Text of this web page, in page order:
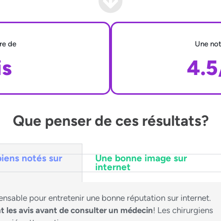
de Une
4.5
Que penser de ces résultats?
notés sur Une bonne image sur
internet
pour entretenir une bonne réputation sur internet.
les avis avant de consulter un médecin! Les chirurgiens